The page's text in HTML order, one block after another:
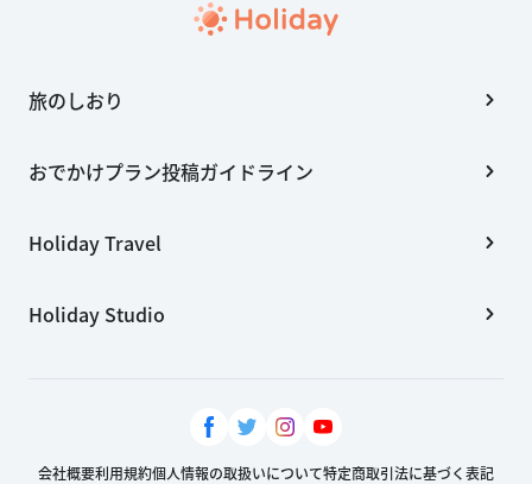
旅のしおり
おでかけプラン投稿ガイドライン
Holiday Travel
Holiday Studio
会社概要利用規約個人情報の取扱いについて特定商取引法に基づく表記